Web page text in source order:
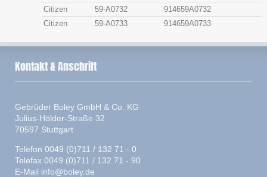
Citizen
59-A0732
914659A0732
Citizen
59-A0733 914659A0733
Kontakt & Anschrift
Gebrüder Boley GmbH & Co. KG
Julius-Hölder-Straße 32
70597 Stuttgart
Telefon 0049 (0)711 / 132 71 - 0
Telefax 0049 (0)711 / 132 71 - 90
E-Mail info@boley.de